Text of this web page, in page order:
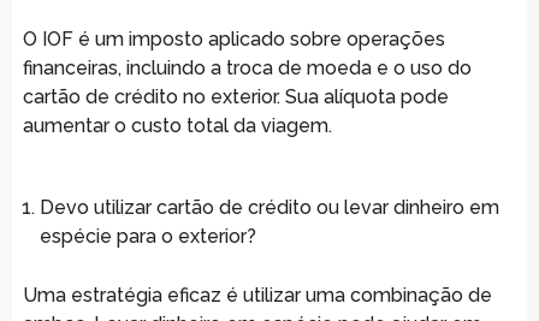
O IOF é um imposto aplicado sobre operações
financeiras, incluindo a troca de moeda e o uso do
cartão de crédito no exterior. Sua alíquota pode
aumentar o custo total da viagem.
Devo utilizar cartão de crédito ou levar dinheiro em
espécie para o exterior?
Uma estratégia eficaz é utilizar uma combinação de